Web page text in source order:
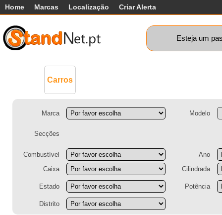
Home Marcas Localização Criar Alerta
Esteja um
Carros
Marca Modelo
Secções
Combustível
Ano
Caixa
Cilindrada
Estado Potência
Distrito